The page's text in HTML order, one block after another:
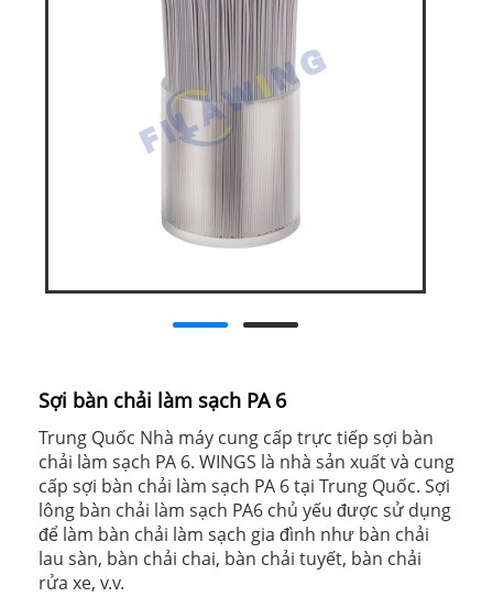
Sợi bàn chải làm sạch PA 6
Trung Quốc Nhà máy cung cấp trực tiếp sợi bàn
chải làm sạch PA 6. WINGS là nhà sản xuất và cung
cấp sợi bàn chải làm sạch PA 6 tại Trung Quốc. Sợi
lông bàn chải làm sạch PA6 chủ yếu được sử dụng
để làm bàn chải làm sạch gia đình như bàn chải
lau sàn, bàn chải chai, bàn chải tuyết, bàn chải
rửa xe, v.v.